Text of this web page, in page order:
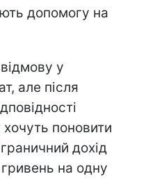
допомогу на
у
але після
поновити
дохід
на одну